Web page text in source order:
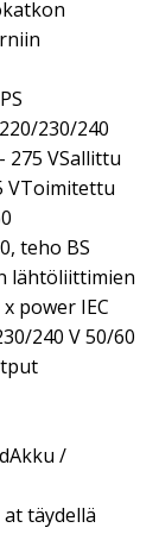
230/240
VSallittu
VToimitettu
teho BS
lähtöliittimien
power IEC
240 V 50/60
/
täydellä